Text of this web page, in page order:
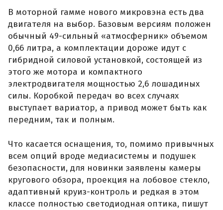
В моторной гамме нового микровэна есть два
двигателя на выбор. Базовым версиям положен
обычный 49-сильный «атмосферник» объемом
0,66 литра, а комплектации дороже идут с
гибридной силовой установкой, состоящей из
этого же мотора и компактного
электродвигателя мощностью 2,6 лошадиных
силы. Коробкой передач во всех случаях
выступает вариатор, а привод может быть как
передним, так и полным.
Что касается оснащения, то, помимо привычных
всем опций вроде медиасистемы и подушек
безопасности, для новинки заявлены камеры
кругового обзора, проекция на лобовое стекло,
адаптивный круиз-контроль и редкая в этом
классе полностью светодиодная оптика, пишут